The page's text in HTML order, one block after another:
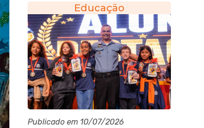
Educação
Publicado em 10/07/2026